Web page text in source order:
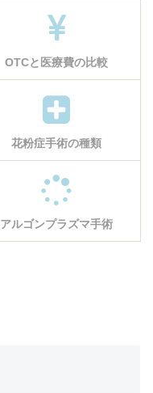
OTCと医療費の比較
花粉症手術の種類
アルゴンプラズマ手術